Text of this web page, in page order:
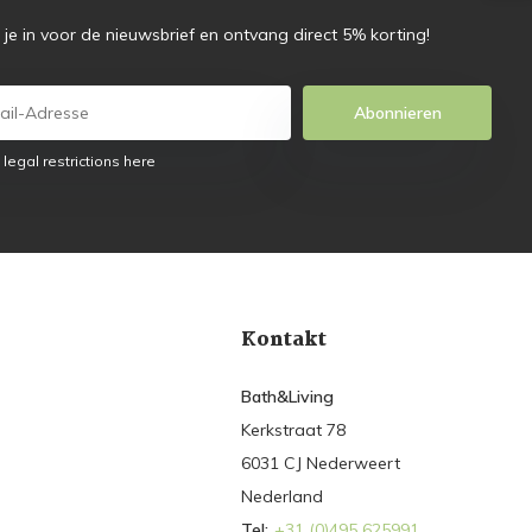
je in voor de nieuwsbrief en ontvang direct 5% korting!
Abonnieren
legal restrictions here
Kontakt
Bath&Living
Kerkstraat 78
6031 CJ Nederweert
Nederland